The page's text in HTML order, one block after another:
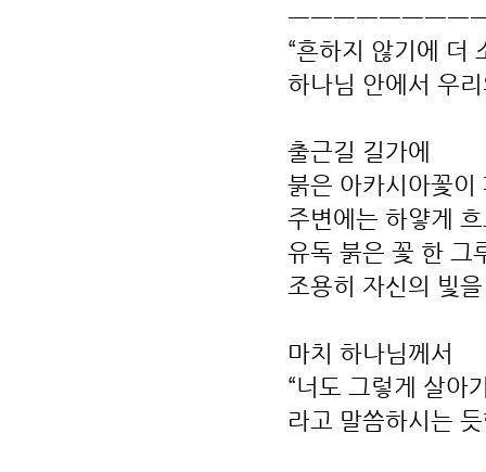
ㅡㅡㅡㅡㅡㅡㅡㅡ
“흔하지 않기에 더
하나님 안에서 우
출근길 길가에
붉은 아카시아꽃이
주변에는 하얗게
유독 붉은 꽃 한 그
조용히 자신의 빛
마치 하나님께서
“너도 그렇게 살아
라고 말씀하시는